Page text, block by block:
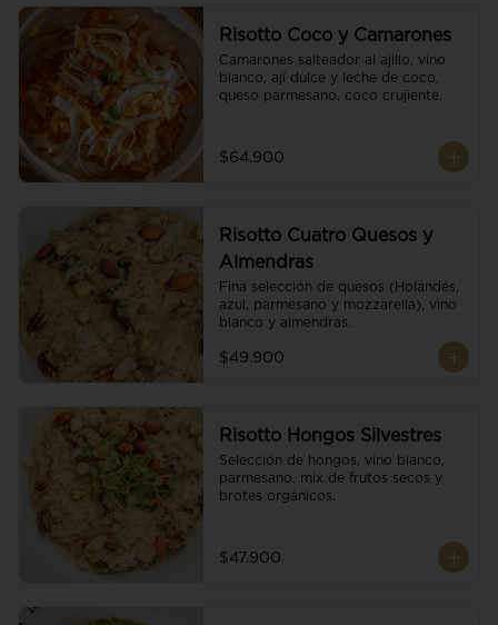
Risotto Coco y Camarones
Camarones salteador al ajillo, vino
blanco, ají dulce y leche de coco,
queso parmesano, coco crujiente.
$64.900
Risotto Cuatro Quesos y
Almendras
Fina selección de quesos (Holandés,
azul, parmesano y mozzarella), vino
blanco y almendras.
$49.900
Risotto Hongos Silvestres
Selección de hongos, vino blanco,
parmesano, mix de frutos secos y
brotes orgánicos.
$47.900